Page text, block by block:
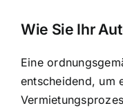
Wie Sie Ihr
Eine
entscheidend, um